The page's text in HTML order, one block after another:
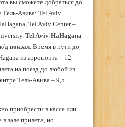
вы сможете добраться до
Тель-Авива: Tel Aviv
Tel Aviv Center –
Tel Aviv-HaHagana
д вокзал. Время в пути до
из аэропорта – 12
на поезд до любой из
Тель-Авива – 9,5
приобрести в кассе или
зале прилета, но